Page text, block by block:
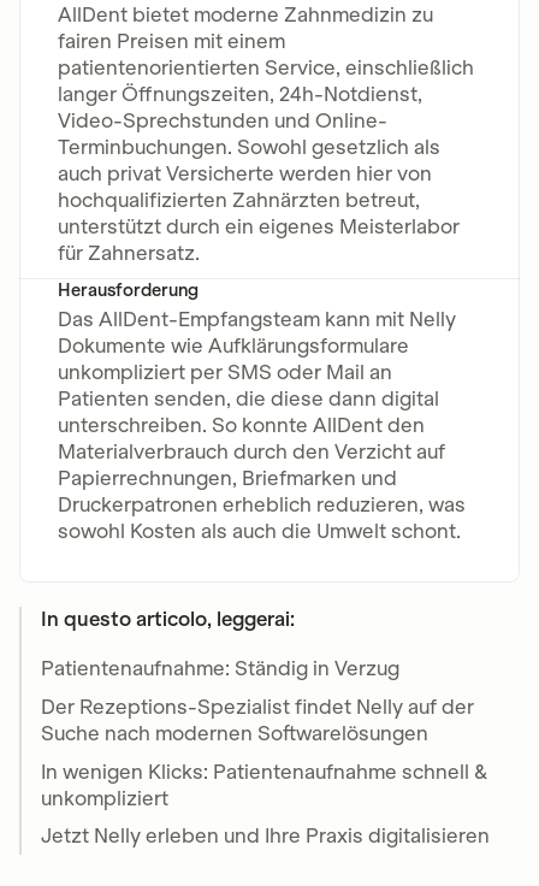
AllDent bietet moderne Zahnmedizin zu
fairen Preisen mit einem
patientenorientierten Service, einschließlich
langer Öffnungszeiten, 24h-Notdienst,
Video-Sprechstunden und Online-
Terminbuchungen. Sowohl gesetzlich als
auch privat Versicherte werden hier von
hochqualifizierten Zahnärzten betreut,
unterstützt durch ein eigenes Meisterlabor
für Zahnersatz.
Herausforderung
Das AllDent-Empfangsteam kann mit Nelly
Dokumente wie Aufklärungsformulare
unkompliziert per SMS oder Mail an
Patienten senden, die diese dann digital
unterschreiben. So konnte AllDent den
Materialverbrauch durch den Verzicht auf
Papierrechnungen, Briefmarken und
Druckerpatronen erheblich reduzieren, was
sowohl Kosten als auch die Umwelt schont.
In questo articolo, leggerai:
Patientenaufnahme: Ständig in Verzug
Der Rezeptions-Spezialist findet Nelly auf der
Suche nach modernen Softwarelösungen
In wenigen Klicks: Patientenaufnahme schnell &
unkompliziert
Jetzt Nelly erleben und Ihre Praxis digitalisieren